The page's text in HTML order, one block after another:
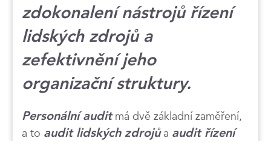
zdokonalení nástrojů řízení
lidských zdrojů a
zefektivnění jeho
organizační struktury.
Personální auditmá dvě základní zaměření,
a to audit lidských zdrojůa audit řízení